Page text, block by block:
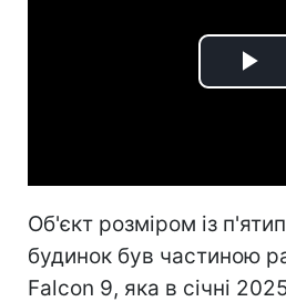
Об'єкт розміром із
будинок був частиною
Falcon 9, яка в січні